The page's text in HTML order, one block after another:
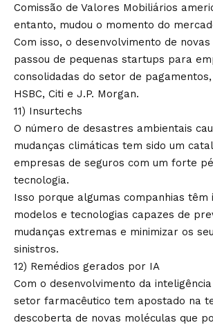
Comissão de Valores Mobiliários
entanto, mudou o momento do
Com isso, o desenvolvimento de
passou de pequenas startups para
consolidadas do setor de pagamentos,
HSBC, Citi e J.P. Morgan.
11) Insurtechs
O número de desastres ambientais
mudanças climáticas tem sido um
empresas de seguros com um forte
tecnologia.
Isso porque algumas companhias têm
modelos e tecnologias capazes de
mudanças extremas e minimizar os
sinistros.
12) Remédios gerados por IA
Com o desenvolvimento da
setor farmacêutico tem apostado na
descoberta de novas moléculas que